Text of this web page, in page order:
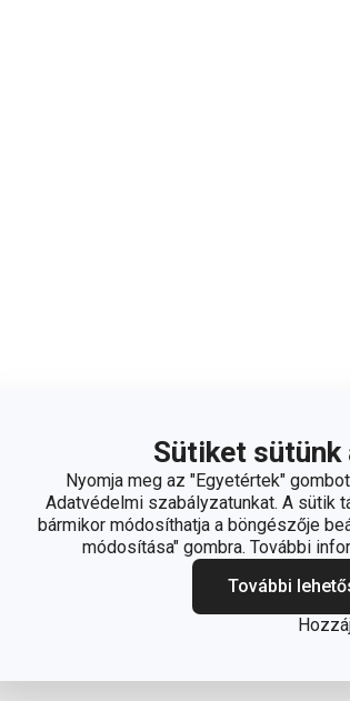
Sütiket sütünk
Nyomja meg az "Egyetértek"
Adatvédelmi szabályzatunkat. A sütik
bármikor módosíthatja a böngészője
módosítása" gombra. További
További